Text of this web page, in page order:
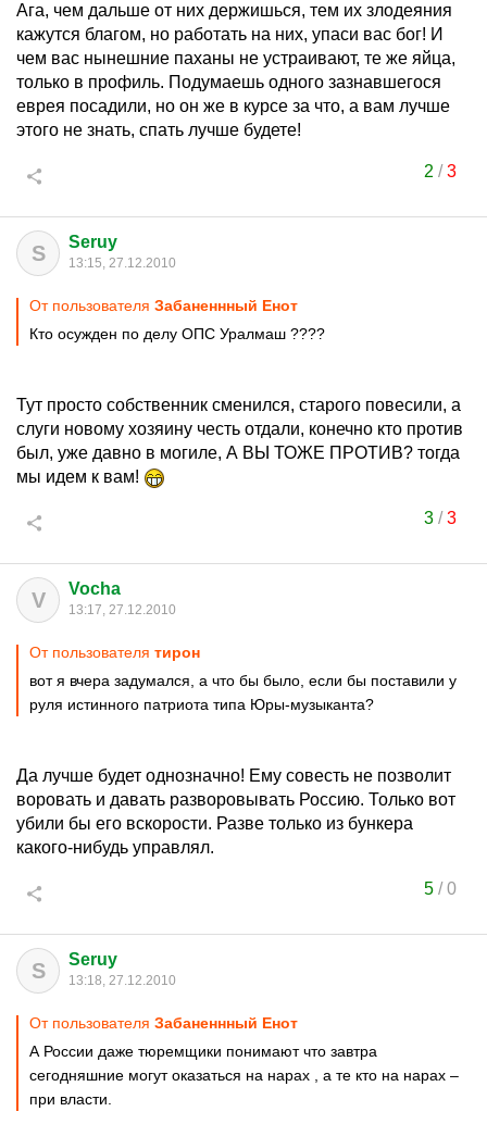
Ага, чем дальше от них держишься, тем их злодеяния
кажутся благом, но работать на них, упаси вас бог! И
чем вас нынешние паханы не устраивают, те же яйца,
только в профиль. Подумаешь одного зазнавшегося
еврея посадили, но он же в курсе за что, а вам лучше
этого не знать, спать лучше будете!
2 /3
S Seruy
13:15, 27.12.2010
От пользователя Забаненнный Енот
Кто осужден по делу ОПС Уралмаш ????
Тут просто собственник сменился, старого повесили, а
слуги новому хозяину честь отдали, конечно кто против
был, уже давно в могиле, А ВЫ ТОЖЕ ПРОТИВ? тогда
мы идем к вам!
3/3
V Vocha
13:17, 27.12.2010
От пользователя тирон
вот я вчера задумался, а что бы было, если бы поставили у
руля истинного патриота типа Юры-музыканта?
Да лучше будет однозначно! Ему совесть не позволит
воровать и давать разворовывать Россию. Только вот
убили бы его вскорости. Разве только из бункера
какого-нибудь управлял.
5/0
S Seruy
13:18, 27.12.2010
От пользователя Забаненнный Енот
А России даже тюремщики понимают что завтра
сегодняшние могут оказаться на нарах , а те кто на нарах –
при власти.